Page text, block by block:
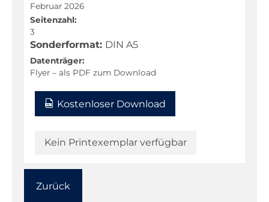
Februar 2026
Seitenzahl:
3
Sonderformat: DIN A5
Datenträger:
Flyer – als PDF zum Download
Kostenloser Download
Kein Printexemplar verfügbar
Zurück